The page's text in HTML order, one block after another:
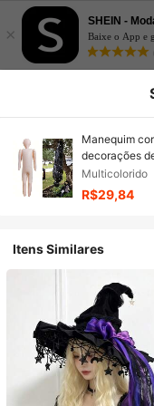
×
SHEIN -
Baixe o App e
Manequim
decorações
inflável
Dia de Ação
Natal
Multicolorido
R$29,84
Itens Similares